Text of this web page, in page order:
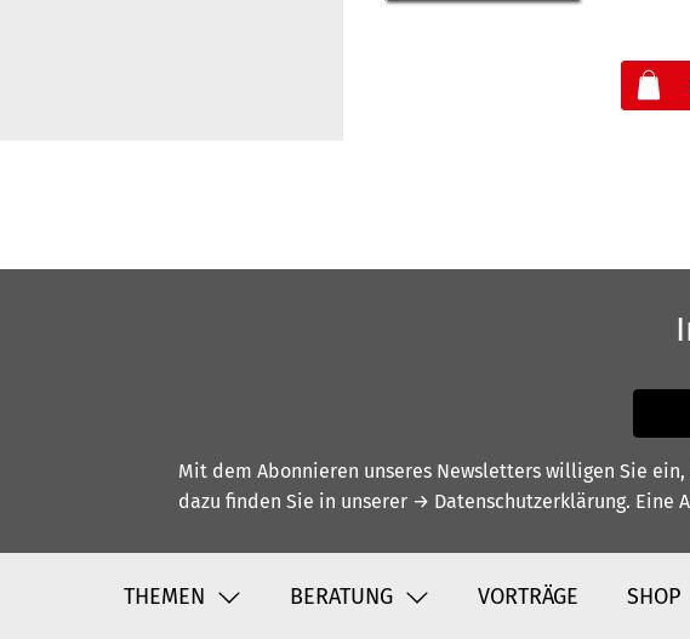
Mit dem Abonnieren unseres Newsletters willigen Sie
dazu finden Sie in unserer → Datenschutzerklärung. Eine
THEMEN BERATUNG VORTRÄGE SHOP